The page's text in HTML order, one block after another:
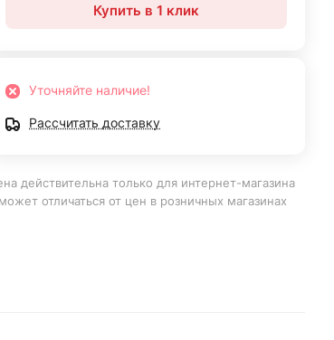
Купить в 1 клик
Уточняйте наличие!
Рассчитать доставку
действительна только для интернет-магазина
отличаться от цен в розничных магазинах